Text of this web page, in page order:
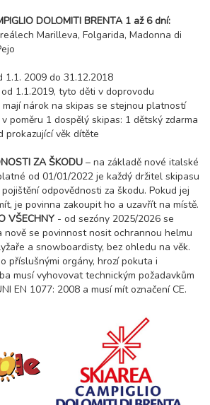
rezervovat
5 dní (4 noci)
rezervovat
8 dní (7 nocí)
rezervovat
5 dní (4 noci)
rezervovat
8 dní (7 nocí)
rezervovat
DOLOMITI BRENTA 1 až 6 dní:
Marilleva, Folgarida, Madonna di
1.1. 2009 do 31.12.2018
1.1.2019, tyto děti v doprovodu
nárok na skipas se stejnou platností
poměru 1 dospělý skipas: 1 dětský zdarma
prokazující věk dítěte
ZA ŠKODU – na základě nové italské
od 01/01/2022 je každý držitel skipasu
odpovědnosti za škodu. Pokud jej
je povinna zakoupit ho a uzavřít na místě.
VŠECHNY - od sezóny 2025/2026 se
nově se povinnost nosit ochrannou helmu
a snowboardisty, bez ohledu na věk.
příslušnými orgány, hrozí pokuta i
musí vyhovovat technickým požadavkům
EN 1077: 2008 a musí mít označení CE.